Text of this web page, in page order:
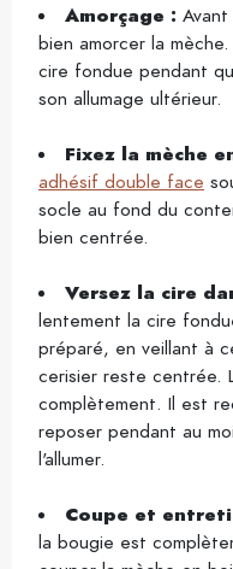
Amorçage :
bien amorcer la
cire fondue pendant
son allumage ultérieur.
Fixez la mèche
adhésif double face
socle au fond du
bien centrée.
Versez la cire
lentement la cire
préparé, en veillant à
cerisier reste centrée.
complètement. Il est
reposer pendant au
l'allumer.
Coupe et
la bougie est